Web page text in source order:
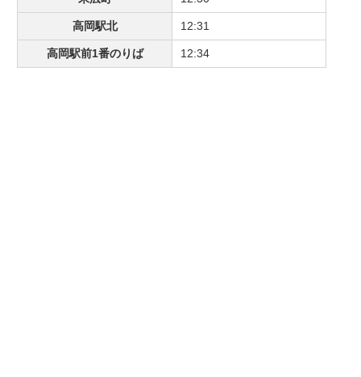
高岡駅北 12:31
高岡駅前1番のりば 12:34